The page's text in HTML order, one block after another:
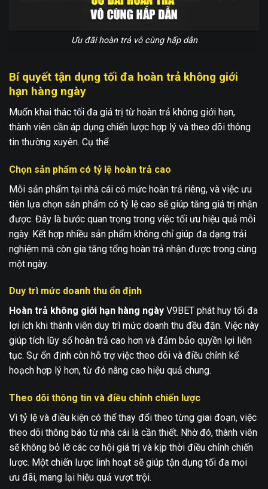
Ưu đãi hoàn trả vô cùng hấp dẫn
Bí quyết tận dụng tối đa hoàn trả không giới
hạn hàng ngày
Muốn khai thác tối đa giá trị từ hoàn trả không giới hạn,
thành viên cần áp dụng chiến lược hợp lý và theo dõi thông
tin thường xuyên. Cụ thể:
Chọn sản phẩm có tỷ lệ hoàn trả cao
Mỗi sản phẩm tại nhà cái có mức hoàn trả riêng, và việc ưu
tiên lựa chọn sản phẩm có tỷ lệ cao sẽ giúp tăng giá trị nhận
được. Đây là bước quan trọng trong việc tối ưu hiệu quả mỗi
ngày. Kết hợp nhiều sản phẩm không chỉ giúp đa dạng trải
nghiệm mà còn gia tăng tổng hoàn trả nhận được trong cùng
một ngày.
Duy trì mức doanh thu ổn định
Hoàn trả không giới hạn hàng ngày V9BET phát huy tối đa
lợi ích khi thành viên duy trì mức doanh thu đều đặn. Việc này
giúp tích lũy số hoàn trả cao hơn và đảm bảo quyền lợi liên
tục. Sự ổn định còn hỗ trợ việc theo dõi và điều chỉnh kế
hoạch hợp lý hơn, từ đó nâng cao hiệu quả chung.
Theo dõi thông tin và điều chỉnh chiến lược
Vì tỷ lệ và điều kiện có thể thay đổi theo từng giai đoạn, việc
theo dõi thông báo từ nhà cái là cần thiết. Nhờ đó, thành viên
sẽ không bỏ lỡ các cơ hội giá trị và kịp thời điều chỉnh chiến
lược. Một chiến lược linh hoạt sẽ giúp tận dụng tối đa mọi
ưu đãi, mang lại hiệu quả vượt trội.